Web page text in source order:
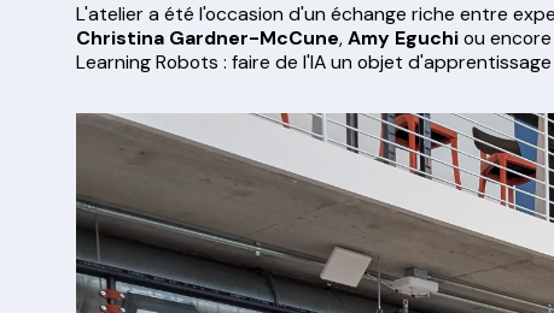
L'atelier a été l'occasion d'un échange riche entre
Christina Gardner-McCune,Amy Eguchiou encore
Learning Robots : faire de l'IA un objet